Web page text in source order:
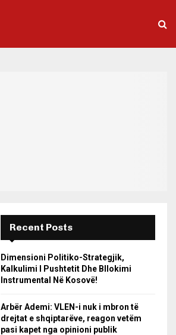
Recent Posts
Dimensioni Politiko-Strategjik,
Kalkulimi I Pushtetit Dhe Bllokimi
Instrumental Në Kosovë!
Arbër Ademi: VLEN-i nuk i mbron të
drejtat e shqiptarëve, reagon vetëm
pasi kapet nga opinioni publik